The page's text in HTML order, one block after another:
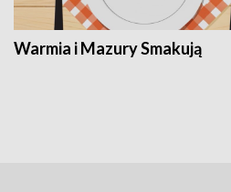
Warmia i Mazury Smakują